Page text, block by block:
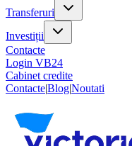
Transferuri
Investiții
Contacte
Login VB24
Cabinet credite
Contacte|Blog|Noutati